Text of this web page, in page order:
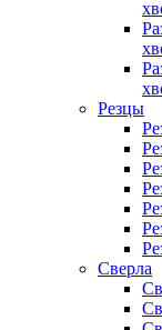
Резцы
Сверла